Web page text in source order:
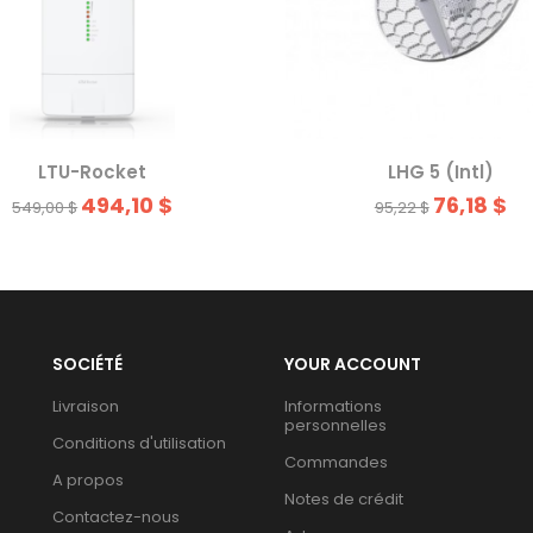
LTU-Rocket
549,00 $494,10 $
LHG 5 (Intl)
95,22 $ 76,18 $
SOCIÉTÉ
Livraison
Conditions d'utilisation
A propos
Contactez-nous
YOUR ACCOUNT
Informations
personnelles
Commandes
Notes de crédit